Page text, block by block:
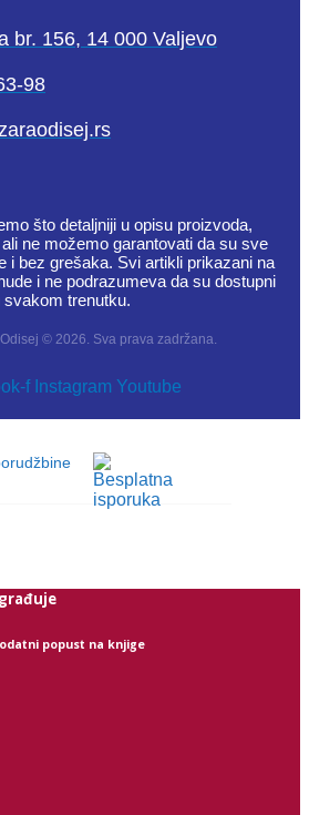
br. 156, 14 000 Valjevo
98
što detaljniji u opisu proizvoda,
ne možemo garantovati da su sve
i bez grešaka. Svi artikli prikazani na
i ne podrazumeva da su dostupni
svakom trenutku.
© 2026. Sva prava zadržana.
f Instagram Youtube
popust na knjige